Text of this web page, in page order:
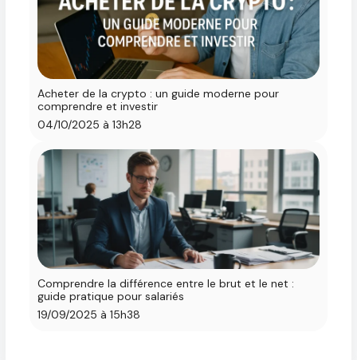
Acheter de la crypto : un guide moderne pour
comprendre et investir
04/10/2025 à 13h28
Comprendre la différence entre le brut et le net :
guide pratique pour salariés
19/09/2025 à 15h38